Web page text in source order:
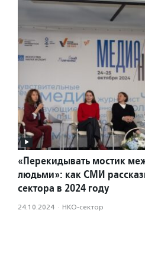
«Перекидывать мостик
людьми»: как СМИ
сектора в 2024 году
24.10.2024 · НКО-сектор